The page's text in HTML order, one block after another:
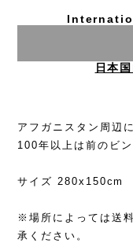
日本
アフガニスタン周辺
100年以上は前のビ
サイズ 280x150cm
※場所によっては送
承ください。